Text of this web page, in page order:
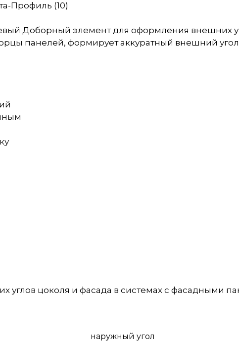
Профиль (10)
Доборный элемент для оформления внешних
панелей, формирует аккуратный внешний
цоколя и фасада в системах с фасадными
наружный угол